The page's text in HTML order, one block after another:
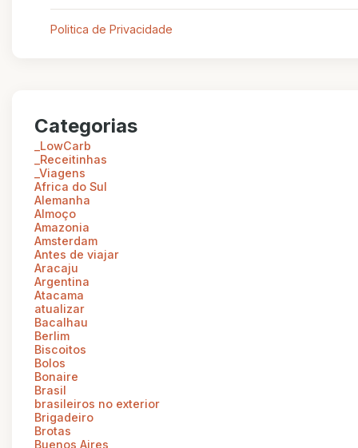
Politica de Privacidade
Categorias
_LowCarb
_Receitinhas
_Viagens
Africa do Sul
Alemanha
Almoço
Amazonia
Amsterdam
Antes de viajar
Aracaju
Argentina
Atacama
atualizar
Bacalhau
Berlim
Biscoitos
Bolos
Bonaire
Brasil
brasileiros no exterior
Brigadeiro
Brotas
Buenos Aires